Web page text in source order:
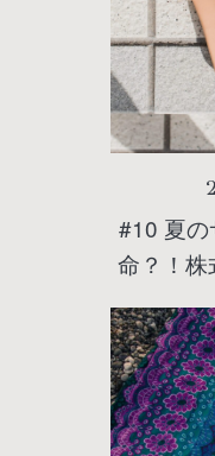
#10 夏
命？！
がキレ